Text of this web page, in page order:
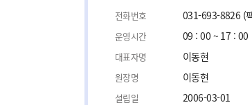
전화번호 031-693-8826 (
운영시간 09 : 00 ~ 17 : 00
대표자명 이동현
원장명 이동현
설립일 2006-03-01